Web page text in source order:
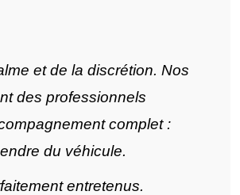
et de la discrétion. Nos
des professionnels
complet :
du véhicule.
entretenus.